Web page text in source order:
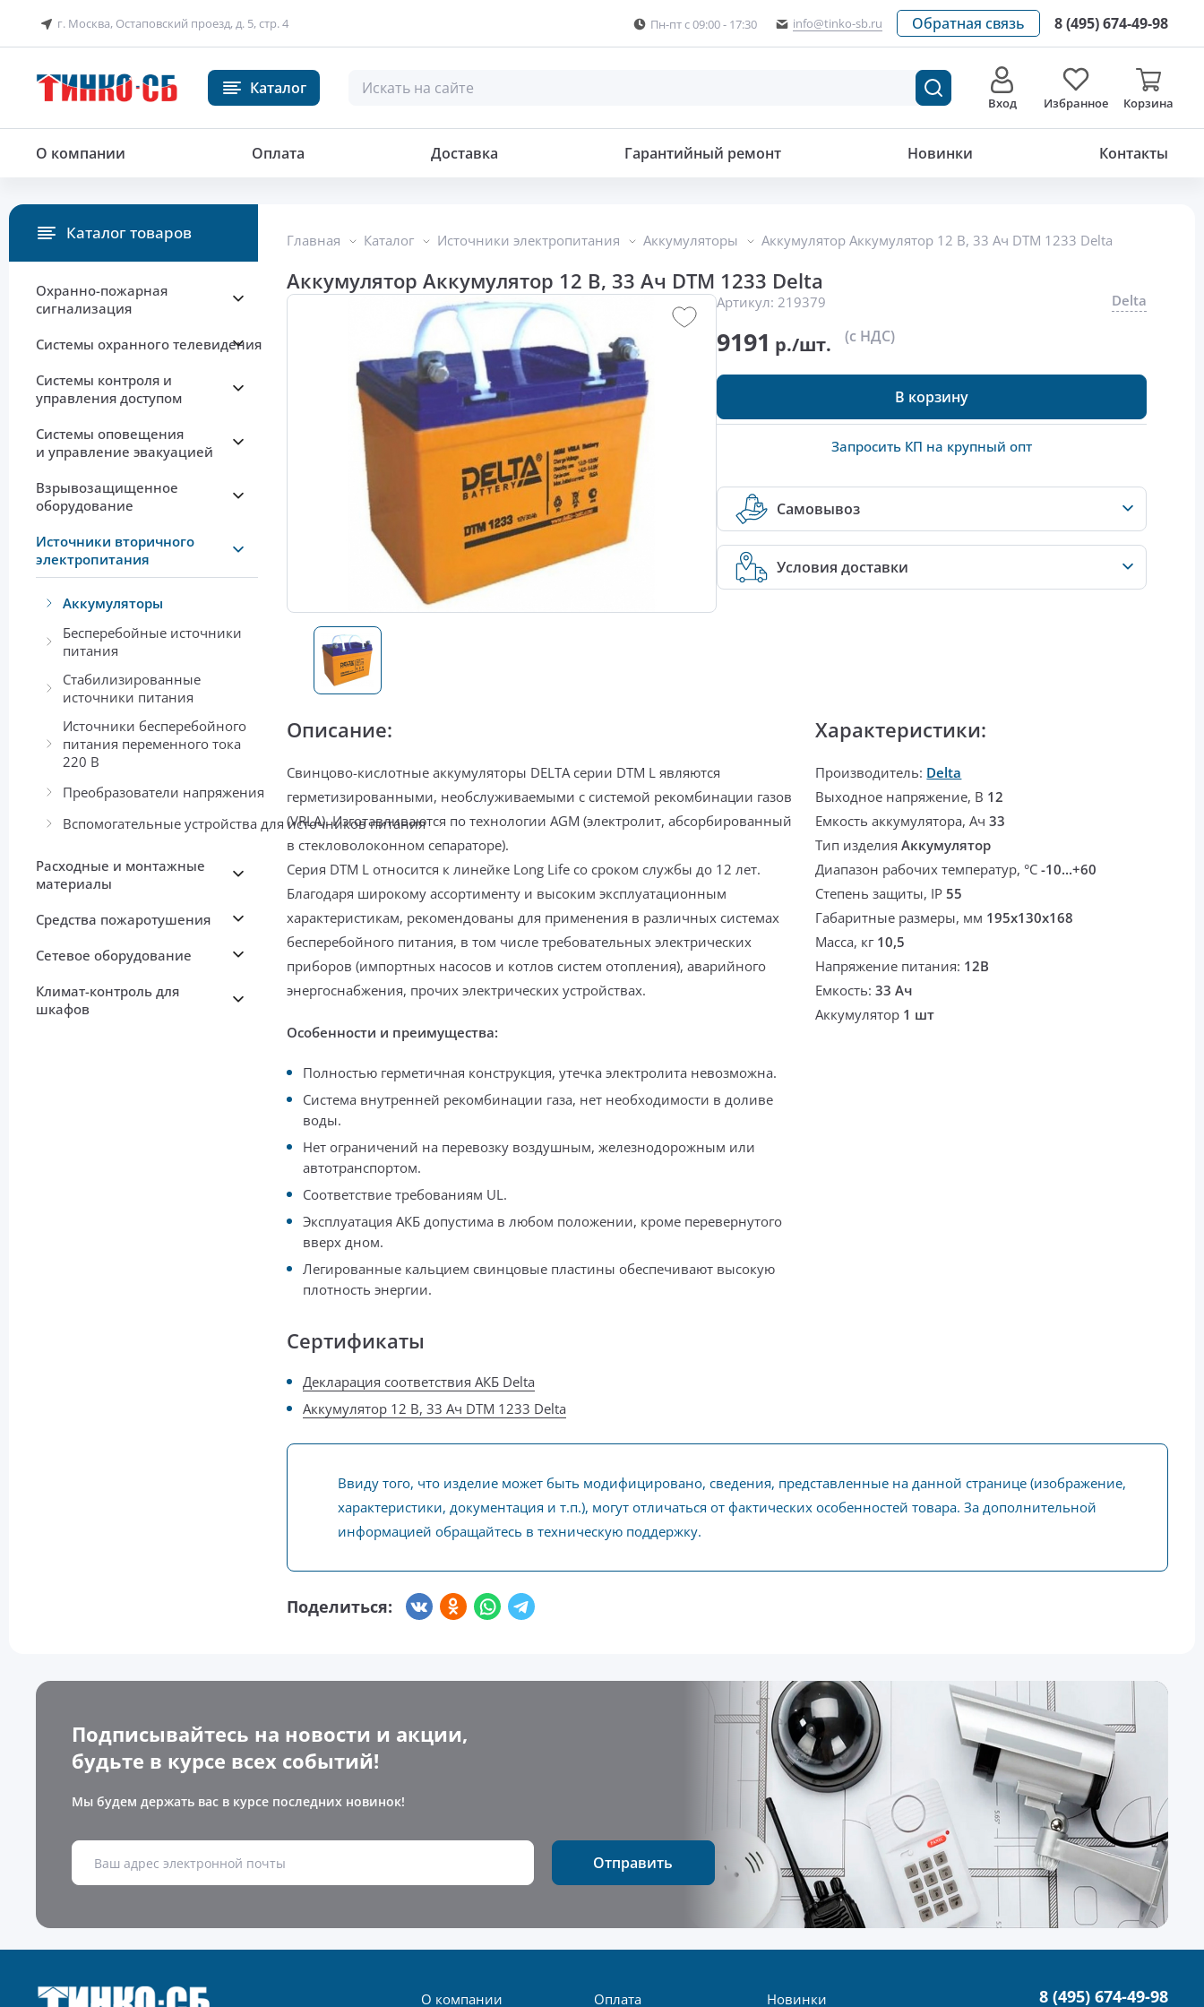
г. Москва, Остаповский проезд, д. 5, стр. 4 Пн-пт с 09:00 - 17:30 info@tinko-sb.ru Обратная связь 8 (495) 674-49-98
Каталог
Вход Избранное Корзина
О компании Оплата Доставка Гарантийный ремонт Новинки Контакты
Главная Каталог Источники электропитания Аккумуляторы Аккумулятор Аккумулятор 12 В, 33 Ач DTM 1233 Delta
Аккумулятор Аккумулятор 12 В, 33 Ач DTM 1233 Delta
Артикул: 219379 Delta
9191 р./шт. (с НДС)
В корзину
Запросить КП на крупный опт
Самовывоз
Условия доставки
Характеристики:
Производитель: Delta
Выходное напряжение, В 12
Емкость аккумулятора, Ач33
Тип изделияАккумулятор
Диапазон рабочих температур, °С-10...+60
Степень защиты, IP55
Габаритные размеры, мм 195х130х168
Масса, кг 10,5
Напряжение питания: 12В
Емкость:33 Ач
Аккумулятор 1 шт
Описание:
Свинцово-кислотные аккумуляторы DELTA серии DTM L являются
герметизированными, необслуживаемыми с системой рекомбинации газов
(VRLA). Изготавливаются по технологии AGM (электролит, абсорбированный
в стекловолоконном сепараторе).
Серия DTM L относится к линейке Long Life со сроком службы до 12 лет.
Благодаря широкому ассортименту и высоким эксплуатационным
характеристикам, рекомендованы для применения в различных системах
бесперебойного питания, в том числе требовательных электрических
приборов (импортных насосов и котлов систем отопления), аварийного
энергоснабжения, прочих электрических устройствах.
Особенности и преимущества:
Полностью герметичная конструкция, утечка электролита невозможна.
Система внутренней рекомбинации газа, нет необходимости в доливе
воды.
Нет ограничений на перевозку воздушным, железнодорожным или
автотранспортом.
Соответствие требованиям UL.
Эксплуатация АКБ допустима в любом положении, кроме перевернутого
вверх дном.
Легированные кальцием свинцовые пластины обеспечивают высокую
плотность энергии.
Сертификаты
Декларация соответствия АКБ Delta
Аккумулятор 12 В, 33 Ач DTM 1233 Delta
Ввиду того, что изделие может быть модифицировано, сведения, представленные на данной странице (изображение,
характеристики, документация и т.п.), могут отличаться от фактических особенностей товара. За дополнительной
информацией обращайтесь в техническую поддержку.
Поделиться:
Каталог товаров
Охранно-пожарная
сигнализация
Системы охранного телевидения
Системы контроля и
управления доступом
Системы оповещения
и управление эвакуацией
Взрывозащищенное
оборудование
Источники вторичного
электропитания
Аккумуляторы
Бесперебойные источники
питания
Стабилизированные
источники питания
Источники бесперебойного
питания переменного тока
220 В
Преобразователи напряжения
Вспомогательные устройства для источников питания
Расходные и монтажные
материалы
Средства пожаротушения
Сетевое оборудование
Климат-контроль для
шкафов
9 191р./шт.
Подписывайтесь на новости и акции,
будьте в курсе всех событий!
Мы будем держать вас в курсе последних новинок!
Отправить
О компании Оплата Новинки 8 (495) 674-49-98